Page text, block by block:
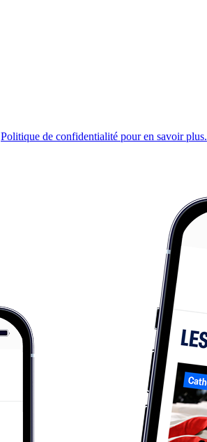
Politique de confidentialité pour en savoir plus.